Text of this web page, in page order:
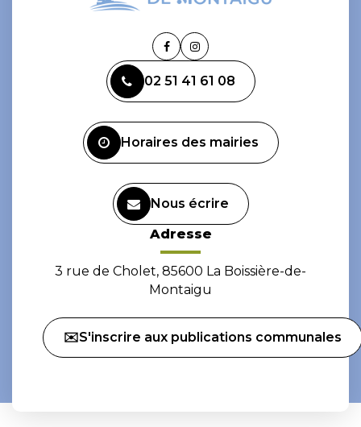
Lien
le
compte
Lien
le
compte
02 51 41 61 08
Horaires des mairies
Nous écrire
Adresse
3 rue de Cholet, 85600 La Boissière-de-
Montaigu
✉️S'inscrire aux publications communales